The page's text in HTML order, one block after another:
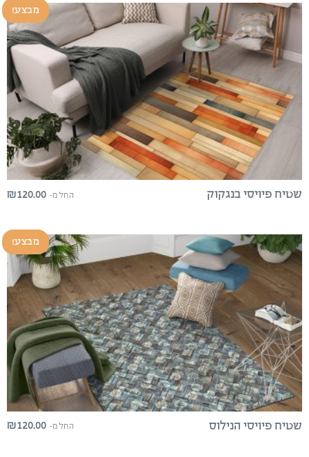
מבצע!
שטיח פיויסי בנגקוק החל מ- ₪120.00
מבצע!
שטיח פיויסי הנילוס החל מ- ₪120.00